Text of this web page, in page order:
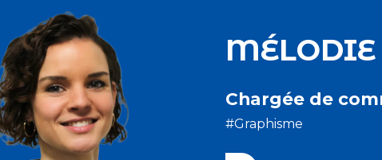
MÉLODIE
Chargée de
#Graphisme